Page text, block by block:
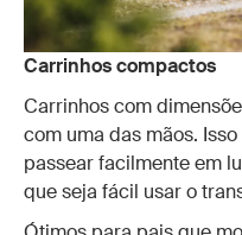
Carrinhos compactos
Carrinhos com
com uma das mãos.
passear facilmente em
que seja fácil usar o